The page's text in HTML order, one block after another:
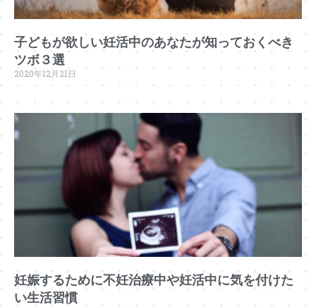
子どもが欲しい妊活中のあなたが知っておくべき
ツボ３選
2020年12月21日
妊娠するために不妊治療中や妊活中に気を付けた
い生活習慣